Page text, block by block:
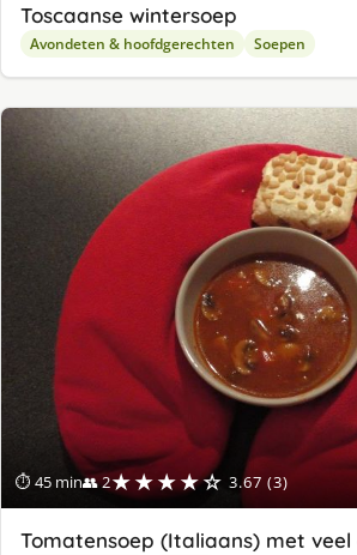
Toscaanse wintersoep
Avondeten & hoofdgerechten Soepen
⏱ 45 min👥 2★★★★☆ 3.67 (3)
Tomatensoep (Italiaans) met veel